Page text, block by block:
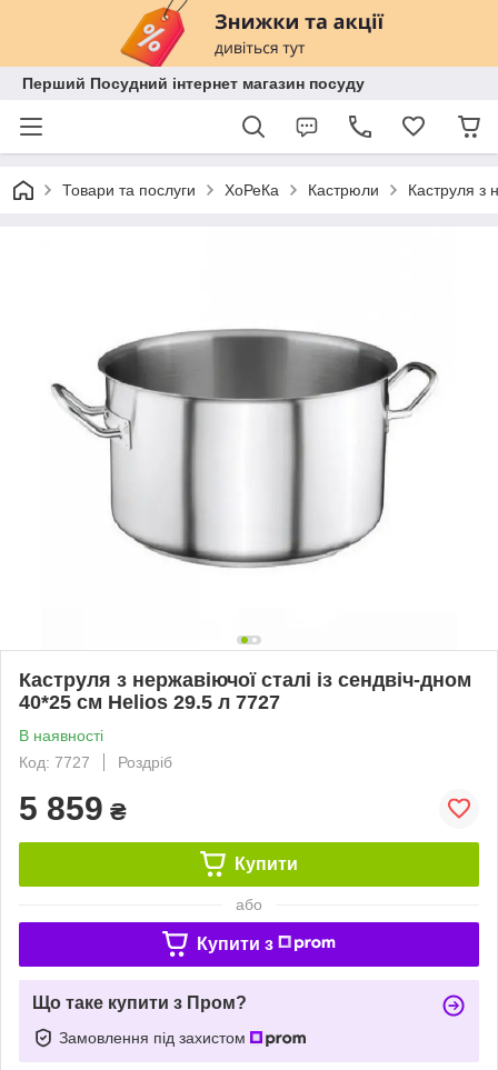
Перший Посудний інтернет магазин посуду
Товари та послуги ХоРеКа Кастрюли Каструля з
Каструля з нержавіючої сталі із сендвіч-дном
40*25 см Helios 29.5 л 7727
В наявності
Код: 7727
Роздріб
5 859 ₴
Купити
або
Купити з
Що таке купити з Пром?
Замовлення під захистом